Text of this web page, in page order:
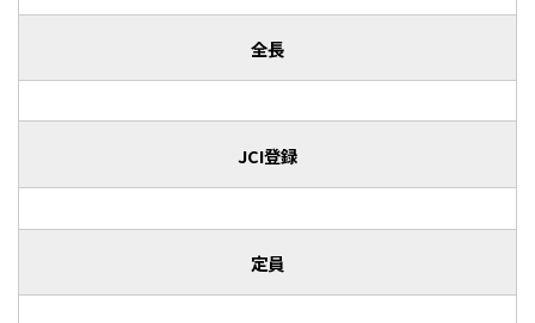
全長
JCI登録
定員